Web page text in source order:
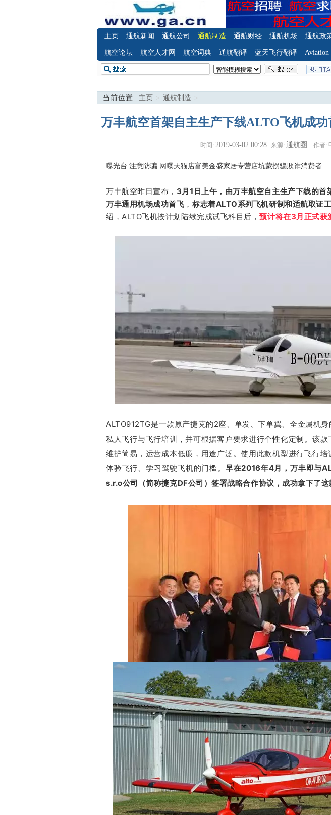
主页
通航新闻 通航公司 通航制造 通航财经 通航机场 通航政
航空论坛 航空人才网 航空词典 通航翻译 蓝天飞行翻译 Aviation
当前位置: 主页 > 通航制造 >
万丰航空首架自主生产下线ALTO飞机成
时间: 2019-03-02 00:28 来源: 通航圈 作者:
曝光台 注意防骗 网曝天猫店富美金盛家居专营店坑蒙拐骗欺诈消费者
万丰航空昨日宣布， 3月1日上午，由万丰航空自主生产下线的
万丰通用机场成功首飞 ， 标志着ALTO系列飞机研制和适航取证工
绍，ALTO飞机按计划陆续完成试飞科目后，预计将在3月正式获
ALTO912TG是一款原产捷克的2座、单发、下单翼、全金属机
私人飞行与飞行培训，并可根据客户要求进行个性化定制。该款
维护简易，运营成本低廉，用途广泛。使用此款机型进行飞行
体验飞行、学习驾驶飞机的门槛。 早在2016年4月，万丰即与
s.r.o公司（简称捷克DF公司）签署战略合作协议，成功拿下了